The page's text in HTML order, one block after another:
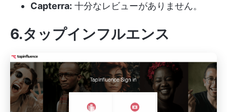
Capterra: 十分なレビューがありません。
6.タップインフルエンス